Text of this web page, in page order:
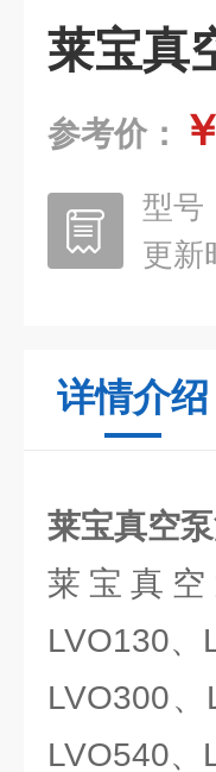
莱宝真
参考价：
型号
更新
详情介绍
莱宝真空
莱宝真空
LVO130、
LVO300
LVO540、